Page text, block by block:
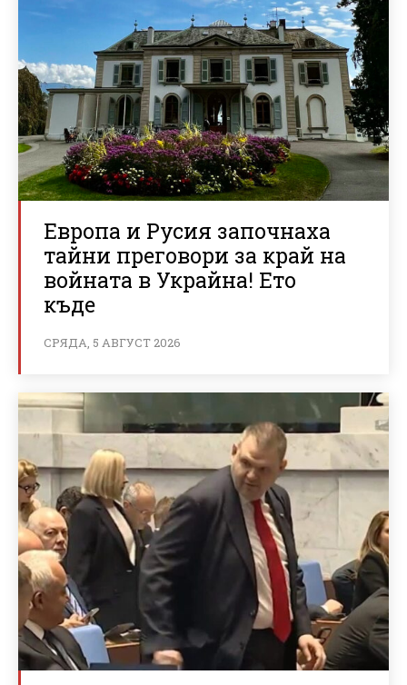
Европа и Русия започнаха
тайни преговори за край на
войната в Украйна! Ето
къде
СРЯДА, 5 АВГУСТ 2026